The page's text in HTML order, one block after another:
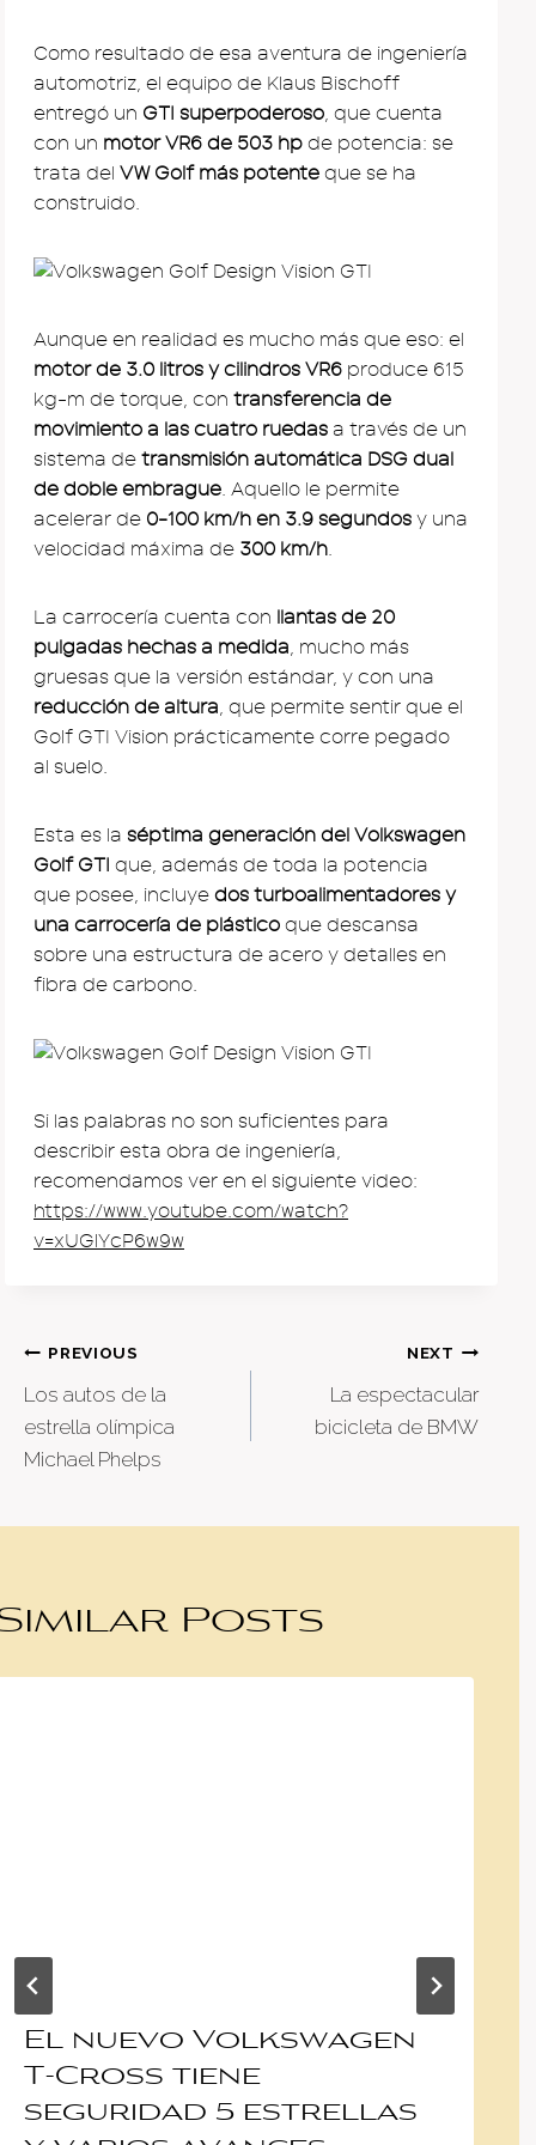
Como resultado de esa aventura de ingeniería
automotriz, el equipo de Klaus Bischoff
entregó un GTI superpoderoso, que cuenta
con un motor VR6 de 503 hp de potencia: se
trata del VW Golf más potente que se ha
construido.
Aunque en realidad es mucho más que eso: el
motor de 3.0 litros y cilindros VR6 produce 615
kg-m de torque, con transferencia de
movimiento a las cuatro ruedas a través de un
sistema de transmisión automática DSG dual
de doble embrague. Aquello le permite
acelerar de 0-100 km/h en 3.9 segundos y una
velocidad máxima de 300 km/h.
La carrocería cuenta con llantas de 20
pulgadas hechas a medida, mucho más
gruesas que la versión estándar, y con una
reducción de altura, que permite sentir que el
Golf GTI Vision prácticamente corre pegado
al suelo.
Esta es la séptima generación del Volkswagen
Golf GTI que, además de toda la potencia
que posee, incluye dos turboalimentadores y
una carrocería de plástico que descansa
sobre una estructura de acero y detalles en
fibra de carbono.
Si las palabras no son suficientes para
describir esta obra de ingeniería,
recomendamos ver en el siguiente video:
https://www.youtube.com/watch?
v=xUGlYcP6w9w
Post
navigation
PREVIOUS
Los autos de la
estrella olímpica
Michael Phelps
NEXT
La espectacular
bicicleta de BMW
Posts
El nuevo Volkswagen
T-Cross tiene
seguridad 5 estrellas